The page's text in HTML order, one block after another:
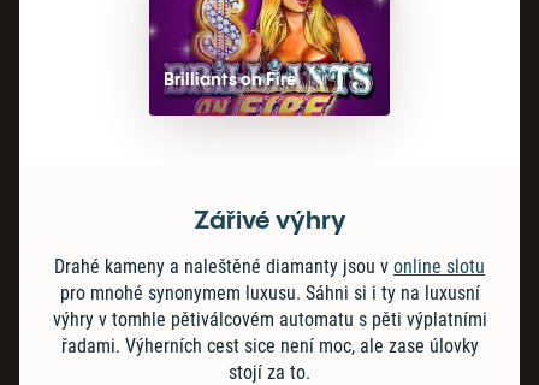
Brilliants on Fire
Zářivé výhry
Drahé kameny a naleštěné diamanty jsou v online slotu
pro mnohé synonymem luxusu. Sáhni si i ty na luxusní
výhry v tomhle pětiválcovém automatu s pěti výplatními
řadami. Výherních cest sice není moc, ale zase úlovky
stojí za to.